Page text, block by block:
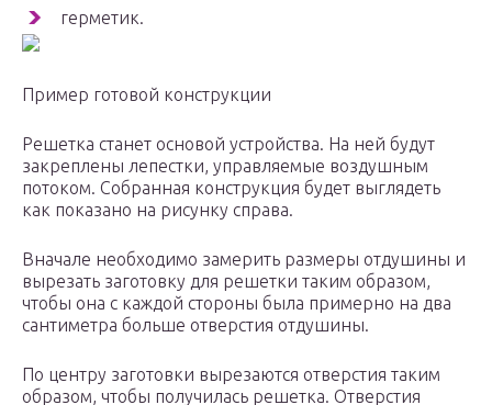
герметик.
Пример готовой конструкции
Решетка станет основой устройства. На ней будут
закреплены лепестки, управляемые воздушным
потоком. Собранная конструкция будет выглядеть
как показано на рисунку справа.
Вначале необходимо замерить размеры отдушины и
вырезать заготовку для решетки таким образом,
чтобы она с каждой стороны была примерно на два
сантиметра больше отверстия отдушины.
По центру заготовки вырезаются отверстия таким
образом, чтобы получилась решетка. Отверстия